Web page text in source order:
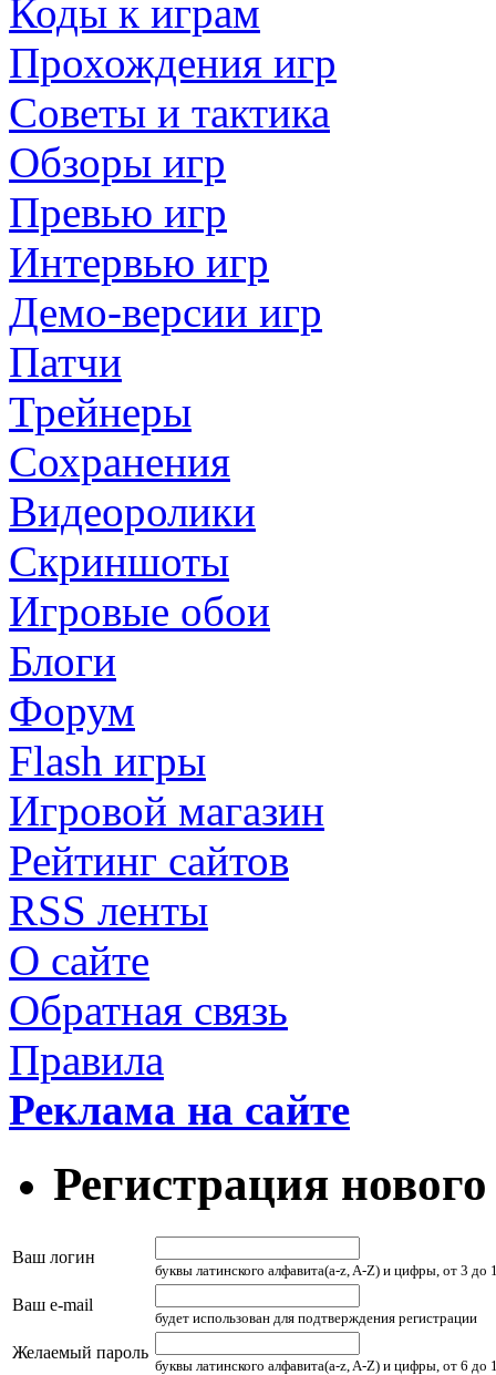
Коды к играм
Прохождения игр
Советы и тактика
Обзоры игр
Превью игр
Интервью игр
Демо-версии игр
Патчи
Трейнеры
Сохранения
Видеоролики
Скриншоты
Игровые обои
Блоги
Форум
Flash игры
Игровой магазин
Рейтинг сайтов
RSS ленты
О сайте
Обратная связь
Правила
Реклама на сайте
Регистрация
Ваш логин
буквы латинского алфавита(a-z, A-Z) и цифры, от 3 до
Ваш e-mail
будет использован для подтверждения регистрации
Желаемый пароль
буквы латинского алфавита(a-z, A-Z) и цифры, от 6 до